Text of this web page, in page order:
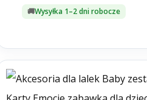
Wysyłka 1–2 dni robocze